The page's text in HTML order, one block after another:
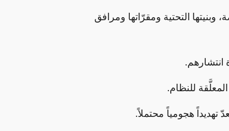
التحتية ومقرّاتها ومرافق
انتشارهم.
للنظام.
هجومياً محتملاً.